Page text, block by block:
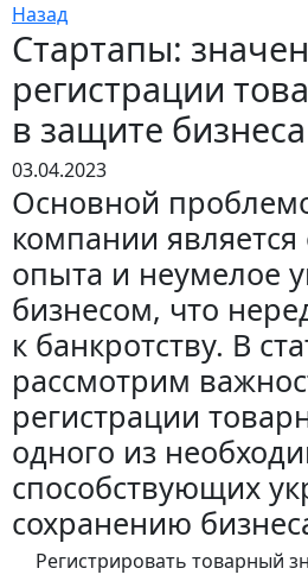
Назад
Стартапы:
регистрации
в защите бизнеса
03.04.2023
Основной
компании является
опыта и неумелое
бизнесом, что
к банкротству. В
рассмотрим
регистрации
одного из
способствующих
сохранению
Регистрировать товарный